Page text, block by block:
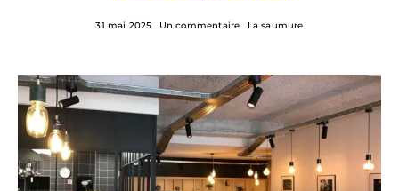
31 mai 2025 Un commentaire La saumure